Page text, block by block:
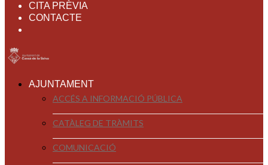
CITA PRÈVIA
CONTACTE
AJUNTAMENT
ACCÉS A INFORMACIÓ PÚBLICA
CATÀLEG DE TRÀMITS
COMUNICACIÓ